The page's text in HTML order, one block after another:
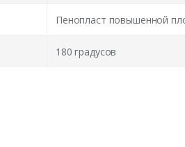
Пенопласт повышенной
180 градусов